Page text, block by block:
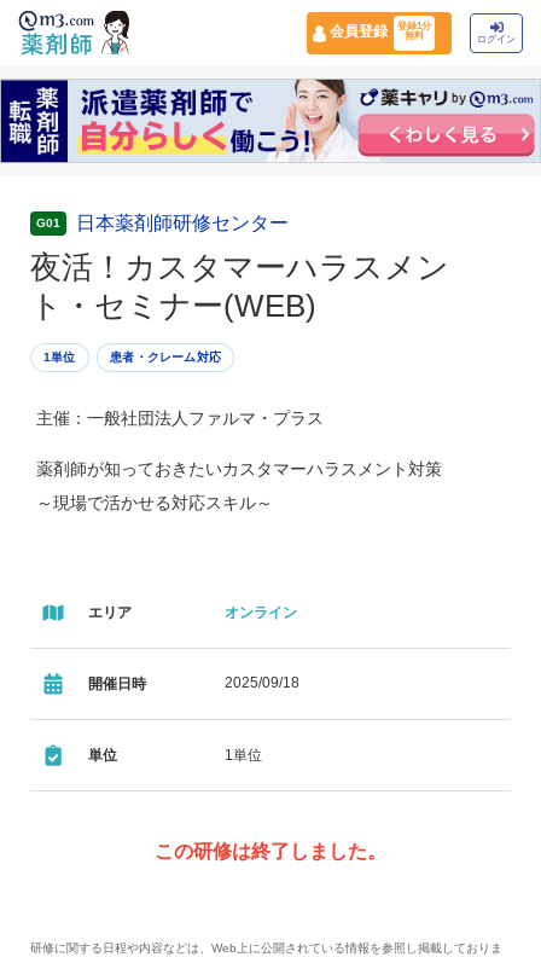
会員登録
登録1分
無料
ログイン
G01 日本薬剤師研修センター
夜活！カスタマーハラスメン
ト・セミナー(WEB)
1単位 患者・クレーム対応
主催：一般社団法人ファルマ・プラス
薬剤師が知っておきたいカスタマーハラスメント対策
～現場で活かせる対応スキル～
エリア オンライン
開催日時 2025/09/18
単位 1単位
この研修は終了しました。
研修に関する日程や内容などは、Web上に公開されている情報を参照し掲載しておりま